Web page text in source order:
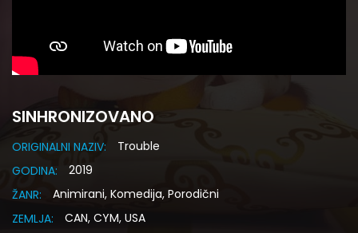
SINHRONIZOVANO
ORIGINALNI NAZIV:
Trouble
GODINA:
2019
ŽANR:
Animirani, Komedija, Porodični
ZEMLJA:
CAN, CYM, USA